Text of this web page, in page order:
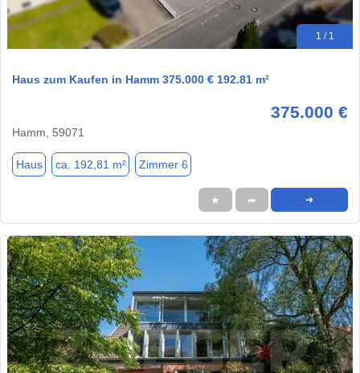
1 / 1
Haus zum Kaufen in Hamm 375.000 € 192.81 m²
375.000 €
Hamm, 59071
Haus ca. 192,81 m² Zimmer 6
★ ➦ ➜